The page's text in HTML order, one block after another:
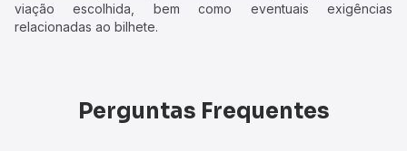
viação escolhida, bem como eventuais exigências
relacionadas ao bilhete.
Perguntas Frequentes